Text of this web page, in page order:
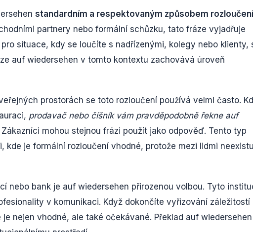
standardním a respektovaným způsobem rozloučení
partnery nebo formální schůzku, tato fráze vyjadřuje
situace, kdy se loučíte s nadřízenými, kolegy nebo klienty,
auf wiedersehen v tomto kontextu zachovává úroveň
prostorách se toto rozloučení používá velmi často.
prodavač nebo číšník vám pravděpodobně řekne auf
mohou stejnou frázi použít jako odpověď. Tento typ
je formální rozloučení vhodné, protože mezi lidmi
nebo bank je auf wiedersehen přirozenou volbou. Tyto
v komunikaci. Když dokončíte vyřizování záležitostí
nejen vhodné, ale také očekávané. Překlad auf